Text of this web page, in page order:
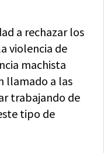
a rechazar los
violencia de
machista
llamado a las
trabajando de
tipo de